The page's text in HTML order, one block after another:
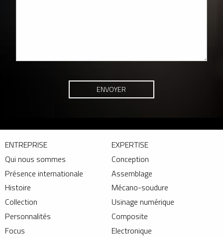
ENTREPRISE
Qui nous sommes
Présence internationale
Histoire
Collection
Personnalités
Focus
EXPERTISE
Conception
Assemblage
Mécano-soudure
Usinage numérique
Composite
Electronique